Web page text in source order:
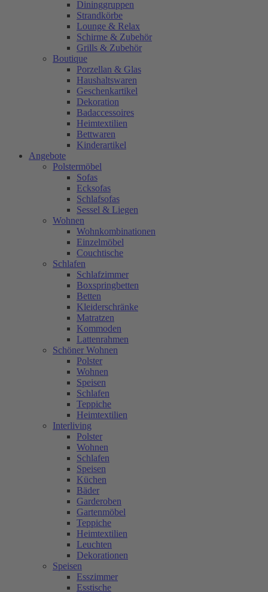
Dininggruppen
Strandkörbe
Lounge & Relax
Schirme & Zubehör
Grills & Zubehör
Boutique
Porzellan & Glas
Haushaltswaren
Geschenkartikel
Dekoration
Badaccessoires
Heimtextilien
Bettwaren
Kinderartikel
Angebote
Polstermöbel
Sofas
Ecksofas
Schlafsofas
Sessel & Liegen
Wohnen
Wohnkombinationen
Einzelmöbel
Couchtische
Schlafen
Schlafzimmer
Boxspringbetten
Betten
Kleiderschränke
Matratzen
Kommoden
Lattenrahmen
Schöner Wohnen
Polster
Wohnen
Speisen
Schlafen
Teppiche
Heimtextilien
Interliving
Polster
Wohnen
Schlafen
Speisen
Küchen
Bäder
Garderoben
Gartenmöbel
Teppiche
Heimtextilien
Leuchten
Dekorationen
Speisen
Esszimmer
Esstische